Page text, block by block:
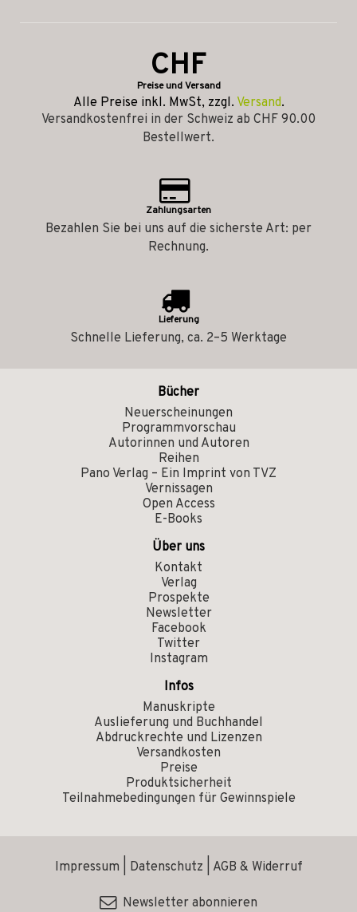
CHF
Preise und Versand
Alle Preise inkl. MwSt, zzgl. Versand.
Versandkostenfrei in der Schweiz ab CHF 90.00
Bestellwert.
Zahlungsarten
Bezahlen Sie bei uns auf die sicherste Art: per
Rechnung.
Lieferung
Schnelle Lieferung, ca. 2–5 Werktage
Bücher
Neuerscheinungen
Programmvorschau
Autorinnen und Autoren
Reihen
Pano Verlag – Ein Imprint von TVZ
Vernissagen
Open Access
E-Books
Über uns
Kontakt
Verlag
Prospekte
Newsletter
Facebook
Twitter
Instagram
Infos
Manuskripte
Auslieferung und Buchhandel
Abdruckrechte und Lizenzen
Versandkosten
Preise
Produktsicherheit
Teilnahmebedingungen für Gewinnspiele
Impressum Datenschutz AGB & Widerruf
Newsletter abonnieren